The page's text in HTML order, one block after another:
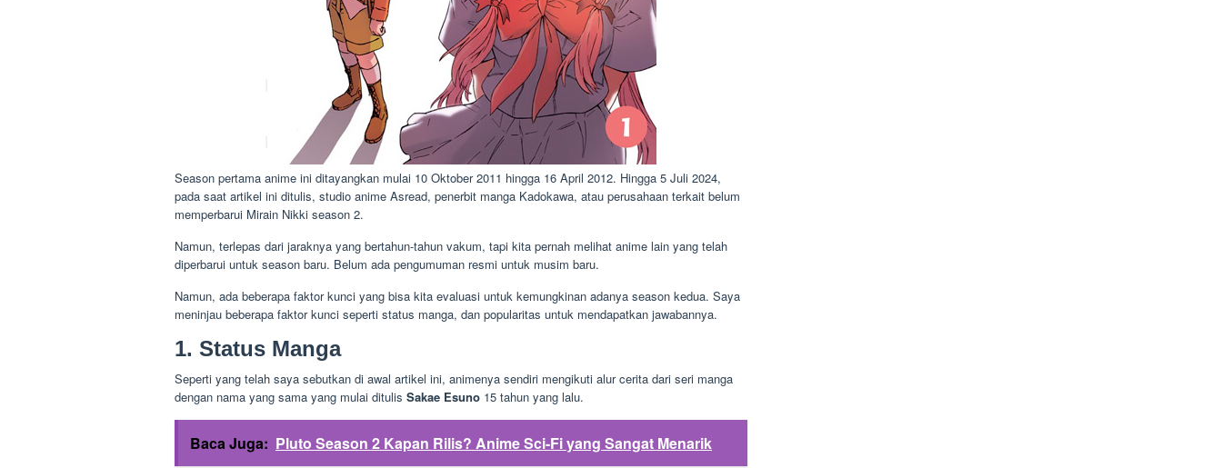
Season pertama anime ini ditayangkan mulai 10 Oktober 2011 hingga 16 April 2012. Hingga 5 Juli 2024,
pada saat artikel ini ditulis, studio anime Asread, penerbit manga Kadokawa, atau perusahaan terkait belum
memperbarui Mirain Nikki season 2.
Namun, terlepas dari jaraknya yang bertahun-tahun vakum, tapi kita pernah melihat anime lain yang telah
diperbarui untuk season baru. Belum ada pengumuman resmi untuk musim baru.
Namun, ada beberapa faktor kunci yang bisa kita evaluasi untuk kemungkinan adanya season kedua. Saya
meninjau beberapa faktor kunci seperti status manga, dan popularitas untuk mendapatkan jawabannya.
1. Status Manga
Seperti yang telah saya sebutkan di awal artikel ini, animenya sendiri mengikuti alur cerita dari seri manga
dengan nama yang sama yang mulai ditulis Sakae Esuno 15 tahun yang lalu.
Baca Juga: Pluto Season 2 Kapan Rilis? Anime Sci-Fi yang Sangat Menarik